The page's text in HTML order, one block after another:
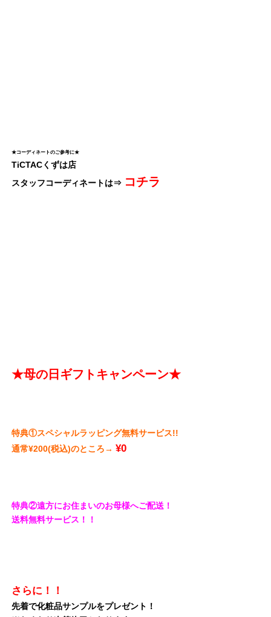
★コーディネートのご参考に★
TiCTACくずは店
スタッフコーディネートは⇒ コチラ
★母の日ギフトキャンペーン★
特典①スペシャルラッピング無料サービス!!
通常¥200(税込)のところ→ ¥0
特典②遠方にお住まいのお母様へご配送！
送料無料サービス！！
さらに！！
先着で化粧品サンプルをプレゼント！